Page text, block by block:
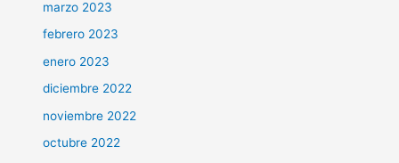
marzo 2023
febrero 2023
enero 2023
diciembre 2022
noviembre 2022
octubre 2022